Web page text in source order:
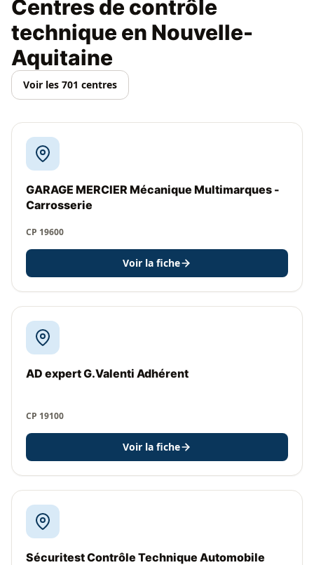
Centres de contrôle
technique en Nouvelle-
Aquitaine
Voir les 701 centres
GARAGE MERCIER Mécanique Multimarques -
Carrosserie
CP 19600
Voir la fiche
AD expert G.Valenti Adhérent
CP 19100
Voir la fiche
Sécuritest Contrôle Technique Automobile